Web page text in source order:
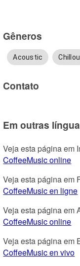
Gêneros
Acoustic
Contato
Em outras
Veja esta página em
CoffeeMusic online
Veja esta página em
CoffeeMusic en ligne
Veja esta página em
CoffeeMusic online
Veja esta página em
CoffeeMusic en vivo